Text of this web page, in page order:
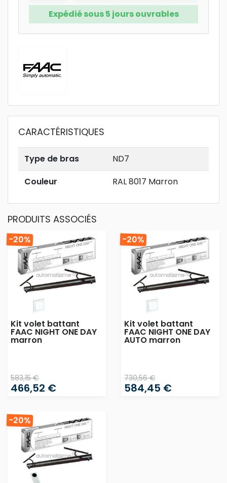
Expédié sous 5 jours ouvrables
CARACTÉRISTIQUES
Type de bras
ND7
Couleur
RAL 8017 Marron
PRODUITS ASSOCIÉS
Kit volet battant
FAAC NIGHT ONE DAY
marron
583,15 €
-20%
466,52 €
Kit volet battant
FAAC NIGHT ONE DAY
AUTO marron
730,56 €
-20%
584,45 €
-20%